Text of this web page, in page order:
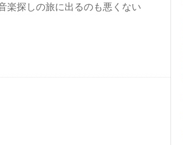
楽探しの旅に出るのも悪くない